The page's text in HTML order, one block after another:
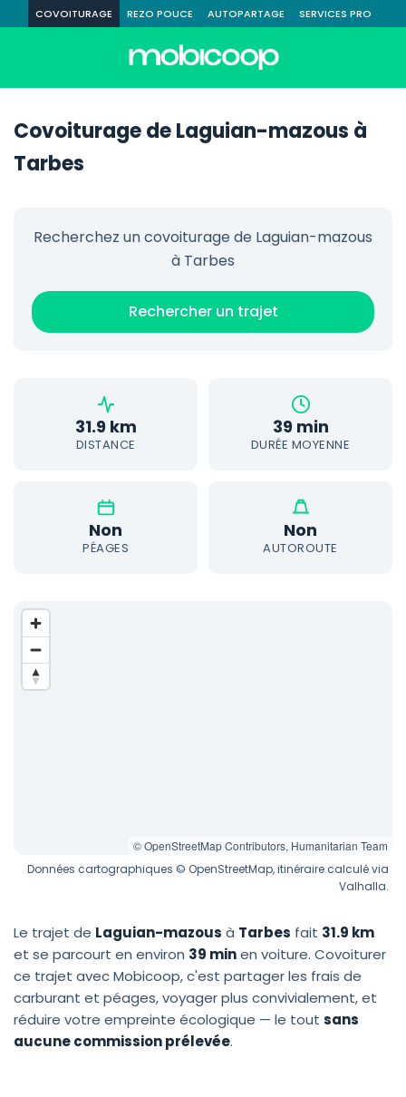
COVOITURAGE REZO POUCE AUTOPARTAGE SERVICES PRO
Covoiturage de Laguian-mazous à
Tarbes
Recherchez un covoiturage de Laguian-mazous
à Tarbes
Rechercher un trajet
31.9 km
DISTANCE
39 min
DURÉE MOYENNE
Non
PÉAGES
Non
AUTOROUTE
© OpenStreetMap Contributors, Humanitarian Team
Données cartographiques © OpenStreetMap, itinéraire calculé via
Valhalla.
Le trajet de Laguian-mazous à Tarbes fait 31.9 km
et se parcourt en environ 39 minen voiture. Covoiturer
ce trajet avec Mobicoop, c'est partager les frais de
carburant et péages, voyager plus convivialement, et
réduire votre empreinte écologique — le tout sans
aucune commission prélevée.